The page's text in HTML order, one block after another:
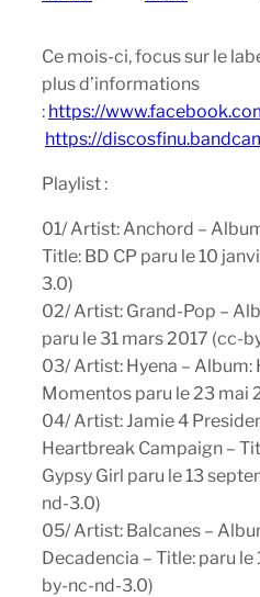
Ce mois-ci, focus sur le
plus d’informations
: https://
https://
Playlist :
01/ Artist: Anchord –
Title: BD CP paru le 10
3.0)
02/ Artist: Grand-Pop –
paru le 31 mars 2017 (cc-
03/ Artist: Hyena – Album:
Momentos paru le 23 mai
04/ Artist: Jamie 4
Heartbreak Campaign –
Gypsy Girl paru le 13
nd-3.0)
05/ Artist: Balcanes –
Decadencia – Title: paru
by-nc-nd-3.0)